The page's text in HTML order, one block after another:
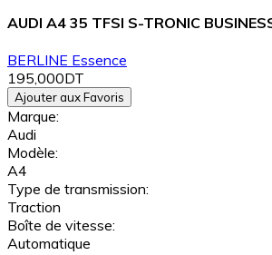
AUDI A4 35 TFSI S-TRONIC
BERLINE Essence
195,000DT
Ajouter aux Favoris
Marque:
Audi
Modèle:
A4
Type de transmission:
Traction
Boîte de vitesse:
Automatique